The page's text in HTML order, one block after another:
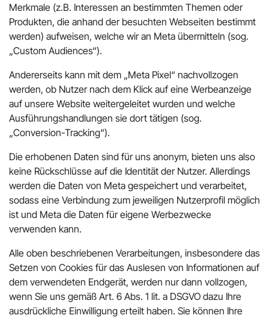
Merkmale (z.B. Interessen an bestimmten Themen oder
Produkten, die anhand der besuchten Webseiten bestimmt
werden) aufweisen, welche wir an Meta übermitteln (sog.
„Custom Audiences“).
Andererseits kann mit dem „Meta Pixel“ nachvollzogen
werden, ob Nutzer nach dem Klick auf eine Werbeanzeige
auf unsere Website weitergeleitet wurden und welche
Ausführungshandlungen sie dort tätigen (sog.
„Conversion-Tracking“).
Die erhobenen Daten sind für uns anonym, bieten uns also
keine Rückschlüsse auf die Identität der Nutzer. Allerdings
werden die Daten von Meta gespeichert und verarbeitet,
sodass eine Verbindung zum jeweiligen Nutzerprofil möglich
ist und Meta die Daten für eigene Werbezwecke
verwenden kann.
Alle oben beschriebenen Verarbeitungen, insbesondere das
Setzen von Cookies für das Auslesen von Informationen auf
dem verwendeten Endgerät, werden nur dann vollzogen,
wenn Sie uns gemäß Art. 6 Abs. 1 lit. a DSGVO dazu Ihre
ausdrückliche Einwilligung erteilt haben. Sie können Ihre